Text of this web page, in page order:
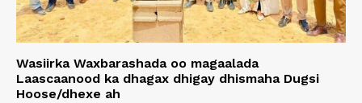
Wasiirka Waxbarashada oo magaalada
Laascaanood ka dhagax dhigay dhismaha Dugsi
Hoose/dhexe ah